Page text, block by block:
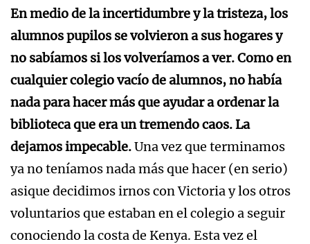
En medio de la incertidumbre y la tristeza, los
alumnos pupilos se volvieron a sus hogares y
no sabíamos si los volveríamos a ver. Como en
cualquier colegio vacío de alumnos, no había
nada para hacer más que ayudar a ordenar la
biblioteca que era un tremendo caos. La
dejamos impecable.Una vez que terminamos
ya no teníamos nada más que hacer (en serio)
asique decidimos irnos con Victoria y los otros
voluntarios que estaban en el colegio a seguir
conociendo la costa de Kenya. Esta vez el